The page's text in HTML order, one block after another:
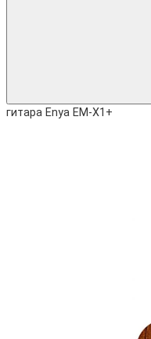
гитара Enya EM-X1+